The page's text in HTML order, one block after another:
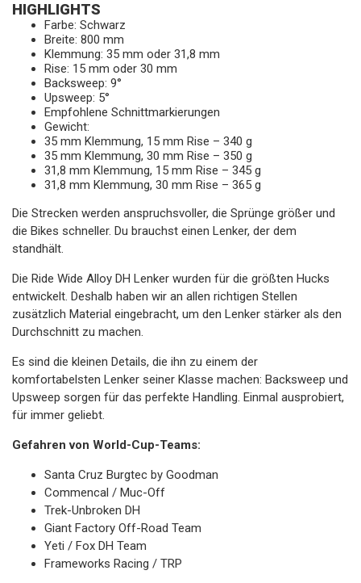
HIGHLIGHTS
Farbe: Schwarz
Breite: 800 mm
Klemmung: 35 mm oder 31,8 mm
Rise: 15 mm oder 30 mm
Backsweep: 9°
Upsweep: 5°
Empfohlene Schnittmarkierungen
Gewicht:
35 mm Klemmung, 15 mm Rise – 340 g
35 mm Klemmung, 30 mm Rise – 350 g
31,8 mm Klemmung, 15 mm Rise – 345 g
31,8 mm Klemmung, 30 mm Rise – 365 g
Die Strecken werden anspruchsvoller, die Sprünge größer und
die Bikes schneller. Du brauchst einen Lenker, der dem
standhält.
Die Ride Wide Alloy DH Lenker wurden für die größten Hucks
entwickelt. Deshalb haben wir an allen richtigen Stellen
zusätzlich Material eingebracht, um den Lenker stärker als den
Durchschnitt zu machen.
Es sind die kleinen Details, die ihn zu einem der
komfortabelsten Lenker seiner Klasse machen: Backsweep und
Upsweep sorgen für das perfekte Handling. Einmal ausprobiert,
für immer geliebt.
Gefahren von World-Cup-Teams:
Santa Cruz Burgtec by Goodman
Commencal / Muc-Off
Trek-Unbroken DH
Giant Factory Off-Road Team
Yeti / Fox DH Team
Frameworks Racing / TRP